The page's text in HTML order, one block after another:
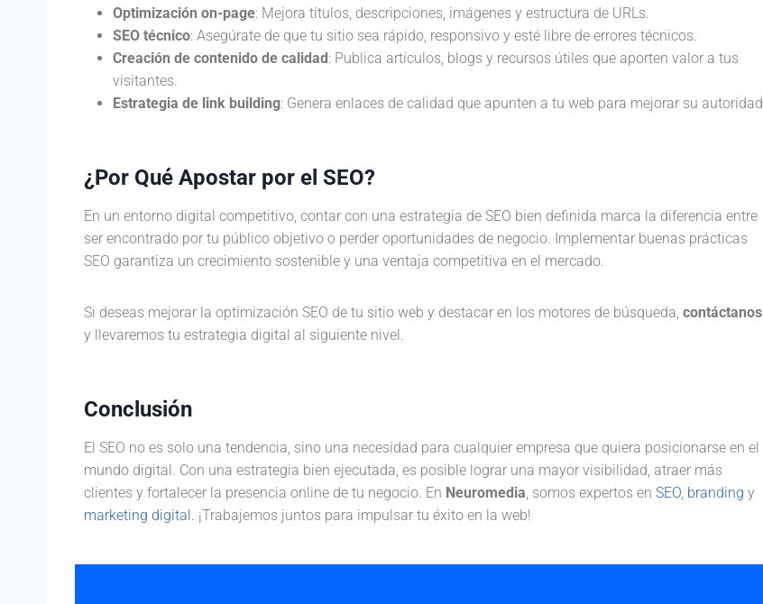
Optimización on-page: Mejora títulos, descripciones, imágenes y estructura de URLs.
SEO técnico: Asegúrate de que tu sitio sea rápido, responsivo y esté libre de errores técnicos.
Creación de contenido de calidad: Publica artículos, blogs y recursos útiles que aporten valor a tus
visitantes.
Estrategia de link building: Genera enlaces de calidad que apunten a tu web para mejorar su autoridad.
¿Por Qué Apostar por el SEO?
En un entorno digital competitivo, contar con una estrategia de SEO bien definida marca la diferencia entre
ser encontrado por tu público objetivo o perder oportunidades de negocio. Implementar buenas prácticas
SEO garantiza un crecimiento sostenible y una ventaja competitiva en el mercado.
Si deseas mejorar la optimización SEO de tu sitio web y destacar en los motores de búsqueda, contáctanos
y llevaremos tu estrategia digital al siguiente nivel.
Conclusión
El SEO no es solo una tendencia, sino una necesidad para cualquier empresa que quiera posicionarse en el
mundo digital. Con una estrategia bien ejecutada, es posible lograr una mayor visibilidad, atraer más
clientes y fortalecer la presencia online de tu negocio. En Neuromedia , somos expertos en SEO branding y
marketing digital. ¡Trabajemos juntos para impulsar tu éxito en la web!